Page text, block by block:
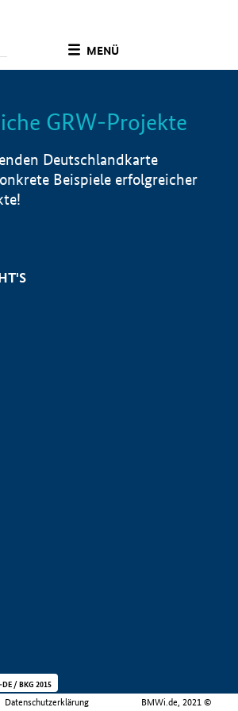
MENÜ
Info
GRW-Projekte
Deutschlandkarte
Beispiele erfolgreicher
Datenschutzerklärung BMWi.de, 2021 ©
/ BKG 2015